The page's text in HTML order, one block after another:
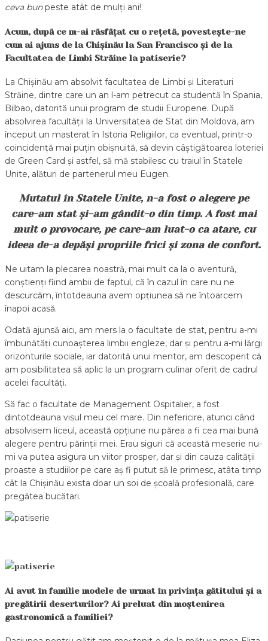
ceva bunpeste atât de mulți ani!
Acum, după ce m-ai răsfățat cu o rețetă, povestește-ne
cum ai ajuns de la Chișinău la San Francisco și de la
Facultatea de Limbi Străine la patiserie?
La Chișinău am absolvit facultatea de Limbi și Literaturi
Străine, dintre care un an l-am petrecut ca studentă în Spania,
Bilbao, datorită unui program de studii Europene. După
absolvirea facultății la Universitatea de Stat din Moldova, am
început un masterat în Istoria Religiilor, ca eventual, printr-o
coincidență mai puțin obișnuită, să devin câștigătoarea loteriei
de Green Card și astfel, să mă stabilesc cu traiul în Statele
Unite, alături de partenerul meu Eugen.
Mutatul în Statele Unite, n-a fost o alegere pe
care-am stat și-am gândit-o din timp. A fost mai
mult o provocare, pe care-am luat-o ca atare, cu
ideea de-a depăși propriile frici și zona de confort.
Ne uitam la plecarea noastră, mai mult ca la o aventură,
conștienți fiind ambii de faptul, că în cazul în care nu ne
descurcăm, întotdeauna avem opțiunea să ne întoarcem
înapoi acasă.
Odată ajunsă aici, am mers la o facultate de stat, pentru a-mi
îmbunătăți cunoașterea limbii engleze, dar și pentru a-mi lărgi
orizonturile sociale, iar datorită unui mentor, am descoperit că
am posibilitatea să aplic la un program culinar oferit de cadrul
acelei facultăți.
Să fac o facultate de Management Ospitalier, a fost
dintotdeauna visul meu cel mare. Din nefericire, atunci când
absolvisem liceul, această opțiune nu părea a fi cea mai bună
alegere pentru părinții mei. Erau siguri că această meserie nu-
mi va putea asigura un viitor prosper, dar și din cauza calității
proaste a studiilor pe care aș fi putut să le primesc, atâta timp
cât la Chișinău exista doar un soi de școală profesională, care
pregătea bucătari.
Ai avut în familie modele de urmat în privința gătitului și a
pregătirii deserturilor? Ai preluat din moștenirea
gastronomică a familiei?